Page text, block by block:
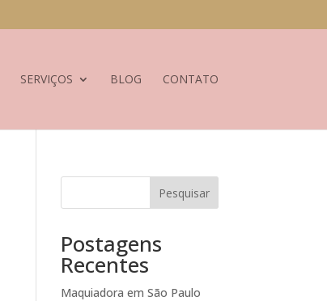
SERVIÇOS BLOG CONTATO
Pesquisar
Postagens
Recentes
Maquiadora em São Paulo